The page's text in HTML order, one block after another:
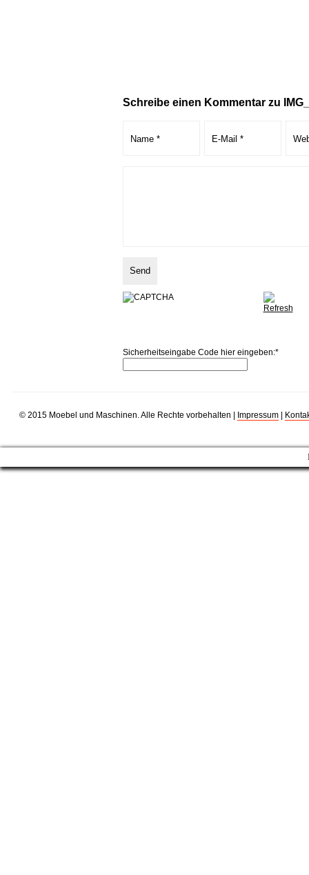
Schreibe einen Kommentar zu
Sicherheitseingabe Code hier eingeben:*
© 2015 Moebel und Maschinen. Alle Rechte vorbehalten | Impressum|